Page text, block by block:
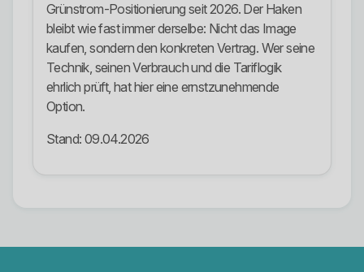
Grünstrom-Positionierung seit 2026. Der Haken
bleibt wie fast immer derselbe: Nicht das Image
kaufen, sondern den konkreten Vertrag. Wer seine
Technik, seinen Verbrauch und die Tariflogik
ehrlich prüft, hat hier eine ernstzunehmende
Option.
Stand: 09.04.2026